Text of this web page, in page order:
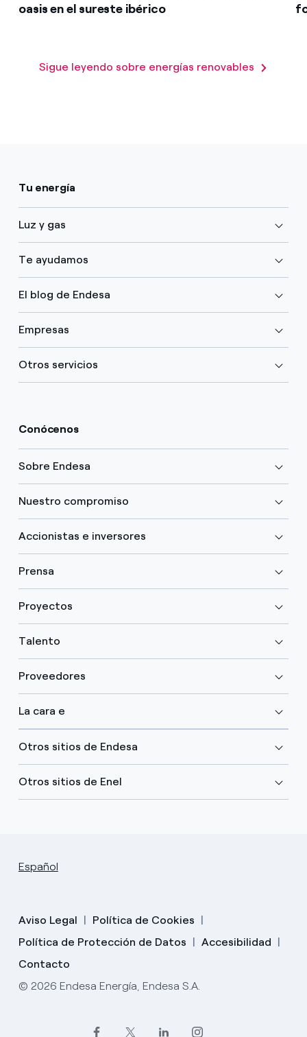
oasis en el sureste ibérico
Sigue leyendo sobre energías renovables
Tu energía
Luz y gas
Te ayudamos
El blog de Endesa
Empresas
Otros servicios
Conócenos
Sobre Endesa
Nuestro compromiso
Accionistas e inversores
Prensa
Proyectos
Talento
Proveedores
La cara e
Otros sitios de Endesa
Otros sitios de Enel
Español
Aviso Legal
Política de Cookies
Política de Protección de Datos
Accesibilidad
Contacto
© 2026 Endesa Energía, Endesa S.A.